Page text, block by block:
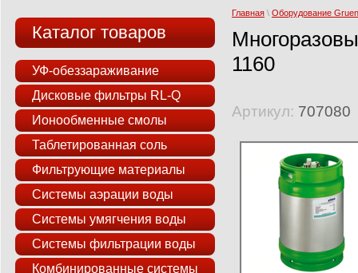
Главная \ Оборудование
1160
Артикул: 707080
Каталог товаров
УФ-обеззараживание
Дисковые фильтры RL-Q
Ионообменные смолы
Таблетированная соль
Фильтрующие материалы
Системы аэрации воды
Системы умягчения воды
Системы фильтрации воды
Комбинированные системы